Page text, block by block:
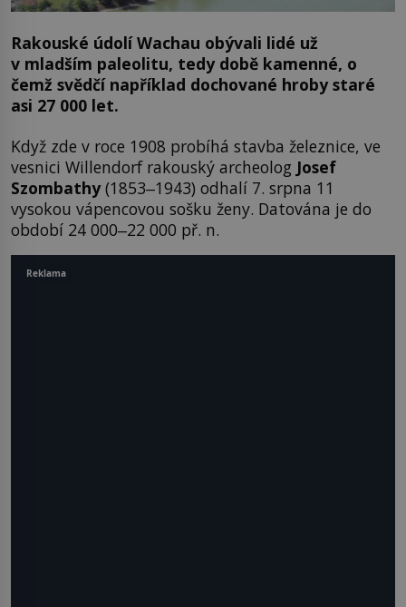
Rakouské údolí Wachau obývali lidé už
v mladším paleolitu, tedy době kamenné, o
čemž svědčí například dochované hroby staré
asi 27 000 let.
Když zde v roce 1908 probíhá stavba železnice, ve
vesnici Willendorf rakouský archeolog Josef
Szombathy(1853‒1943) odhalí 7. srpna 11
vysokou vápencovou sošku ženy. Datována je do
období 24 000‒22 000 př. n.
Reklama